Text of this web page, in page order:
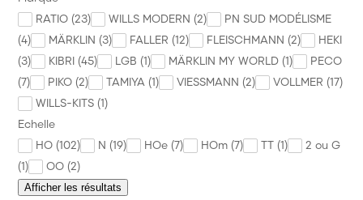
Précommande Nouveauté à paraître
PROMOS
Divers
Marque
News
Citadel Colour
RATIO (23)
WILLS MODERN (2)
PN SUD MODÉLISME
(4)
MÄRKLIN (3) FALLER (12) FLEISCHMANN (2)
HEKI
(3)
KIBRI (45) LGB (1) MÄRKLIN MY WORLD (1)
PECO
(7)
PIKO (2) TAMIYA (1) VIESSMANN (2)
VOLLMER (17)
WILLS-KITS (1)
Echelle
HO (102)
N (19) HOe (7) HOm (7) TT (1)
2 ou G
(1)
OO (2)
Afficher les résultats